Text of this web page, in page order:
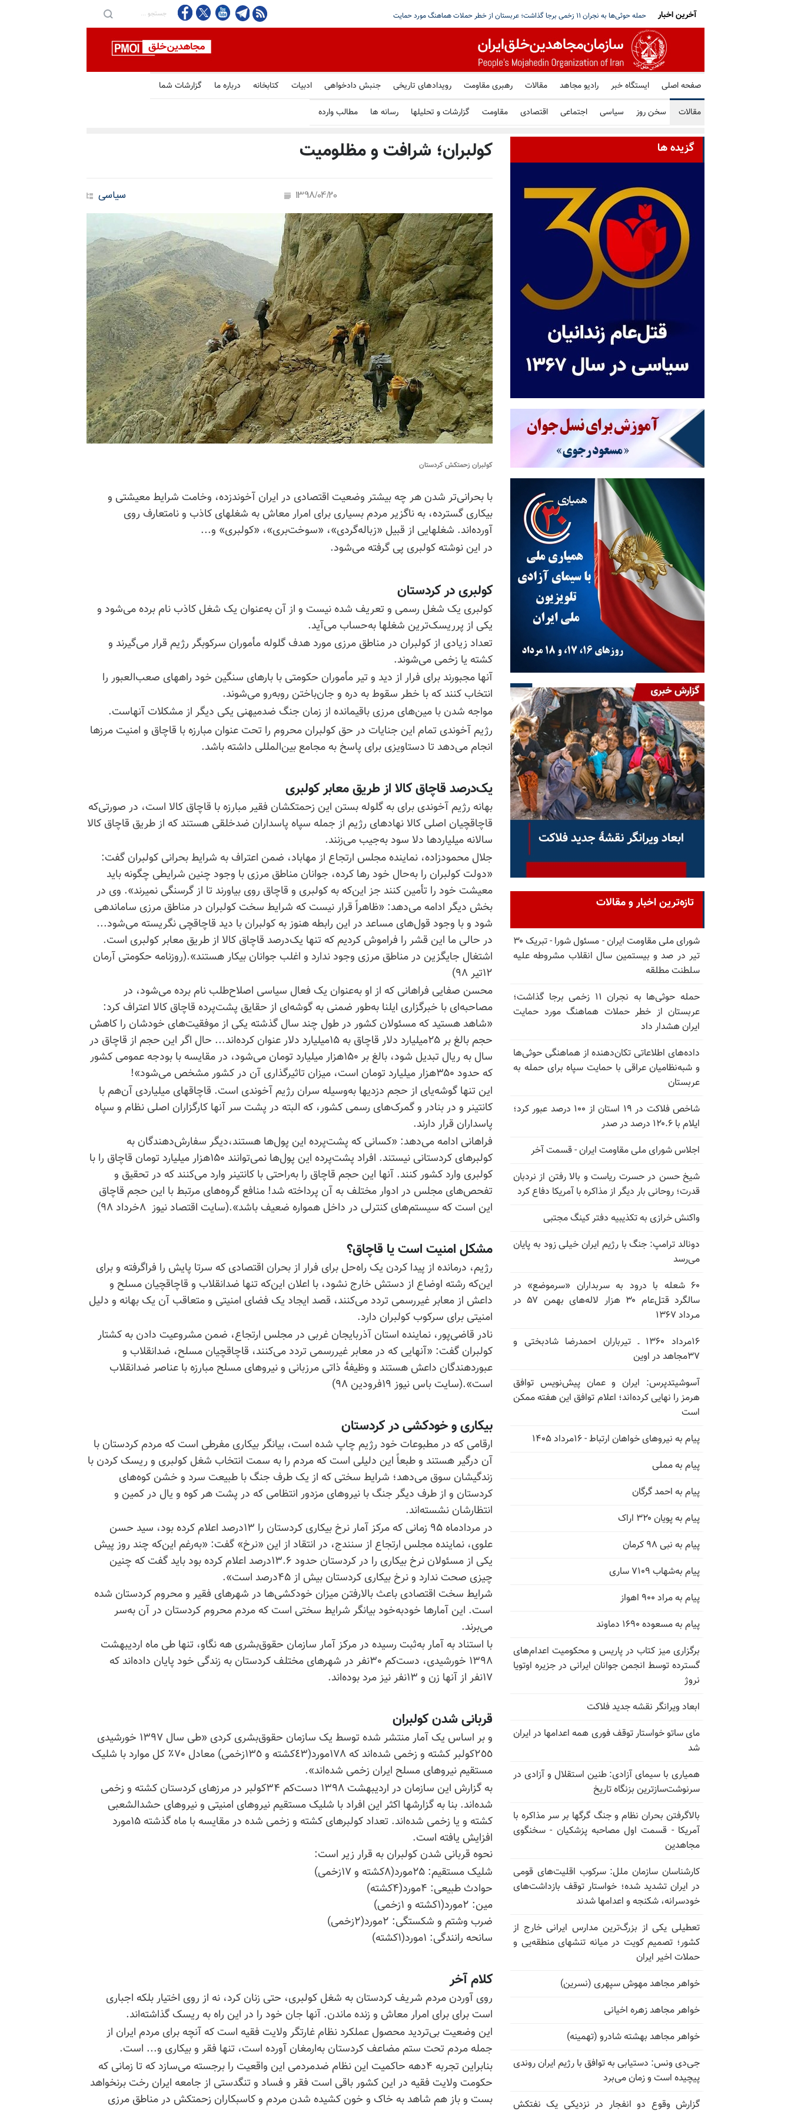
داده‌های اطلاعاتی تکان‌دهنده از هماهنگی حوثی‌ها و شبه‌نظامیان عراقی با حمایت سپاه برای حمله به آخرین اخبار
صفحه اصلی ایستگاه خبر رادیو مجاهد مقالات رهبری مقاومت رویدادهای تاریخی جنبش دادخواهی ادبیات کتابخانه درباره ما گزارشات شما
مقالات سخن روز سیاسی اجتماعی اقتصادی مقاومت گزارشات و تحلیلها رسانه ها مطالب وارده
کولبران؛ شرافت و مظلومیت
سیاسی 1398/04/20
کولبران زحمتکش کردستان
با بحرانی‌تر شدن هر چه بیشتر وضعیت اقتصادی در ایران آخوند‌زده، وخامت شرایط معیشتی و
بیکاری گسترده، به ناگزیر مردم بسیاری برای امرار معاش به شغلهای کاذب و نامتعارف روی
آورده‌اند. شغلهایی از قبیل «زباله‌گردی»، «سوخت‌بری»، «کولبری» و...
در این نوشته کولبری پی گرفته می‌شود.
کولبری در کردستان
کولبری یک شغل رسمی و تعریف شده نیست و از آن به‌عنوان یک شغل کاذب نام برده می‌شود و
یکی از پر‌ریسک‌ترین شغلها به‌حساب می‌آید.
تعداد زیادی از کولبران در مناطق مرزی مورد هدف گلوله مأموران سرکوبگر رژیم قرار می‌گیرند و
کشته یا زخمی می‌شوند.
آنها مجبورند برای فرار از دید و تیر مأموران حکومتی با بارهای سنگین خود راههای صعب‌العبور را
انتخاب کنند که با خطر سقوط به دره و جان‌باختن روبه‌رو می‌شوند.
مواجه شدن با مین‌های مرزی باقیمانده از زمان جنگ ضدمیهنی یکی دیگر از مشکلات آنهاست.
رژیم آخوندی تمام این جنایات در حق کولبران محروم را تحت عنوان مبارزه با قاچاق و امنیت مرزها
انجام می‌دهد تا دستاویزی برای پاسخ به مجامع بین‌المللی داشته باشد.
یک‌درصد قاچاق کالا از طریق معابر کولبری
بهانه رژیم آخوندی برای به گلوله بستن این زحمتکشان فقیر مبارزه با قاچاق کالا است، در صورتی‌که
قاچاقچیان اصلی کالا نهادهای رژیم از جمله سپاه پاسداران ضدخلقی هستند که از طریق قاچاق کالا
سالانه میلیاردها دلا سود به‌جیب می‌زنند.
جلال محمودزاده، نماینده مجلس ارتجاع از مهاباد، ضمن اعتراف به شرایط بحرانی کولبران گفت:
«دولت کولبران را به‌حال خود رها کرده، جوانان مناطق مرزی با وجود چنین شرایطی چگونه باید
معیشت خود را تأمین کنند جز این‌که به کولبری و قاچاق روی بیاورند تا از گرسنگی نمیرند». وی در
بخش دیگر ادامه می‌دهد: «ظاهراً قرار نیست که شرایط سخت کولبران در مناطق مرزی ساماندهی
شود و با وجود قول‌های مساعد در این رابطه هنوز به کولبران با دید قاچاقچی نگریسته می‌شود...
در حالی ما این قشر را فراموش کردیم که تنها یک‌درصد قاچاق کالا از طریق معابر کولبری است.
اشتغال جایگزین در مناطق مرزی وجود ندارد و اغلب جوانان بیکار هستند».(روزنامه حکومتی آرمان
۱۲تیر ۹۸)
محسن صفایی فراهانی که از او به‌عنوان یک فعال سیاسی اصلاح‌طلب نام برده می‌شود، در
مصاحبه‌ای با خبرگزاری ایلنا به‌طور ضمنی به گوشه‌ای از حقایق پشت‌پرده قاچاق کالا اعتراف کرد:
«شاهد هستید که مسئولان کشور در طول چند سال گذشته یکی از موفقیت‌های خودشان را کاهش
حجم بالغ بر ۲۵میلیارد دلار قاچاق به ۱۵میلیارد دلار عنوان کرده‌اند... حال اگر این حجم از قاچاق در
سال به ریال تبدیل شود، بالغ بر ۱۵۰هزار میلیارد تومان می‌شود، در مقایسه با بودجه عمومی کشور
که حدود ۳۵۰هزار میلیارد تومان است، میزان تاثیرگذاری آن در کشور مشخص می‌شود»!
این تنها گوشه‌یای از حجم دزدیها به‌وسیله سران رژیم آخوندی است. قاچاقها‌ی میلیاردی آن‌هم با
کانتینر و در بنادر و گمرک‌های رسمی کشور، که البته در پشت سر آنها کارگزاران اصلی نظام و سپاه
پاسداران قرار دارند.
فراهانی ادامه می‌دهد: «کسانی که پشت‌پرده این پول‌ها هستند،دیگر سفارش‌دهندگان به
کولبرهای کردستانی نیستند. افراد پشت‌پرده این پول‌ها نمی‌توانند ۱۵۰هزار میلیارد تومان قاچاق را با
کولبری وارد کشور کنند. آنها این حجم قاچاق را به‌راحتی با کانتینر وارد می‌کنند که در تحقیق و
تفحص‌های مجلس در ادوار مختلف به آن پرداخته شد! منافع گروه‌های مرتبط با این حجم قاچاق
این است که سیستم‌های کنترلی در داخل همواره ضعیف باشد».(سایت اقتصاد نیوز ۸خرداد ۹۸)
مشکل امنیت است یا قاچاق؟
رژیم، درمانده از پیدا کردن یک راه‌حل برای فرار از بحران اقتصادی که سرتا پایش را فراگرفته و برای
این‌که رشته اوضاع از دستش خارج نشود، با اعلان این‌که تنها ضد‌انقلاب و قاچاقچیان مسلح و
داعش از معابر غیررسمی تردد می‌کنند، قصد ایجاد یک فضای امنیتی و متعاقب آن یک بهانه و دلیل
امنیتی برای سرکوب کولبران دارد.
نادر قاضی‌پور، نماینده استان آذربایجان غربی در مجلس ارتجاع، ضمن مشروعیت دادن به کشتار
کولبران گفت: «آنهایی که در معابر غیررسمی تردد می‌کنند، قاچاقچیان مسلح، ضدانقلاب و
عبوردهندگان داعش هستند و وظیفه‌ٔ ذاتی مرزبانی و نیروهای مسلح مبارزه با عناصر ضدانقلاب
است».(سایت باس نیوز ۱۹فرودین ۹۸)
بیکاری و خودکشی در کردستان
ارقامی که در مطبوعات خود رژیم چاپ شده است، بیانگر بیکاری مفرطی است که مردم کردستان با
آن درگیر هستند و طبعاً این دلیلی است که مردم را به سمت انتخاب شغل کولبری و ریسک کردن با
زندگیشان سوق می‌دهد؛ شرایط سختی که از یک طرف جنگ با طبیعت سرد و خشن کوه‌های
کردستان و از طرف دیگر جنگ با نیروهای مزدور انتظامی که در پشت هر کوه و یال در کمین و
انتظارشان نشسته‌اند.
در مردادماه ۹۵ زمانی که مرکز آمار نرخ بیکاری کردستان را ۱۳درصد اعلام کرده بود، سید حسن
علوی، نماینده مجلس ارتجاع از سنندج، در انتقاد از این «نرخ» گفت: «به‌رغم این‌که چند روز پیش
یکی از مسئولان نرخ بیکاری را در کردستان حدود ۱۳.۶درصد اعلام کرده بود باید گفت که چنین
چیزی صحت ندارد و نرخ بیکاری کردستان بیش از ۴۵درصد است».
شرایط سخت اقتصادی باعث بالارفتن میزان خودکشی‌ها در شهرهای فقیر و محروم کردستان شده
است. این آمارها خود‌به‌خود بیانگر شرایط سختی است که مردم محروم کردستان در آن به‌سر
می‌برند.
با استناد به آمار به‌ثبت رسیده در مرکز آمار سازمان حقوق‌بشری هه نگاو، تنها طی ماه اردیبهشت
١٣٩٨ خورشیدی، دست‌کم ٣٠نفر در شهرهای مختلف کردستان به زندگی خود پایان داده‌اند که
١٧نفر از آنها زن و ١٣نفر نیز مرد بوده‌اند.
قربانی شدن کولبران
و بر اساس یک آمار منتشر شده توسط یک سازمان حقوق‌بشری کردی «طی سال ١٣٩٧ خورشیدی
٢٥٥کولبر کشته و زخمی شده‌اند که ١٧٨مورد(٤٣کشته و ١٣٥زخمی) معادل ٧٠٪ کل موارد با شلیک
مستقیم نیروهای مسلح ایران زخمی شده‌اند».
به گزارش این سازمان در اردیبهشت ۱۳۹۸ دست‌کم ۳۴کولبر در مرزهای کردستان کشته و زخمی
شده‌اند. بنا‌ به گزارشها اکثر این افراد با شلیک مستقیم نیروهای امنیتی و نیروهای حشدالشعبی
کشته و یا زخمی شده‌اند. تعداد کولبرهای کشته و زخمی شده در مقایسه با ماه گذشته ۱۵مورد
افزایش یافته است.
نحوه قربانی شدن کولبران به قرار زیر است:
شلیک مستقیم: ۲۵مورد(۸کشته و ۱۷زخمی)
حوادث طبیعی: ۴مورد(۴کشته)
مین: ۲مورد(۱کشته و ۱زخمی)
ضرب ‌وشتم و شکستگی: ۲مورد(۲زخمی)
سانحه رانندگی: ۱مورد(۱کشته)
کلام آخر
روی آوردن مردم شریف کردستان به شغل کولبری، حتی زنان کرد، نه از روی اختیار بلکه اجباری
است برای برای امرار معاش و زنده ماندن. آنها جان خود را در این راه به ریسک گذاشته‌اند.
این وضعیت بی‌تردید محصول عملکرد نظام غارتگر ولایت‌ فقیه است که آنچه برای مردم ایران از
جمله مردم تحت ستم مضاعف کردستان به‌ارمغان آورده است، تنها فقر و بیکاری و... است.
بنابراین تجربه ۴دهه حاکمیت این نظام ضدمردمی این واقعیت را برجسته می‌سازد که تا زمانی که
حکومت ولایت‌ فقیه در این کشور باقی است فقر و فساد و تنگدستی از جامعه ایران رخت برنخواهد
بست و باز هم شاهد به خاک و خون کشیده شدن مردم و کاسبکاران زحمتکش در مناطق مرزی
گزیده ها
تازه‌ترین اخبار و مقالات
شورای ملی مقاومت ایران - مسئول شورا - تبریک ۳۰
تیر در صد و بیستمین سال انقلاب مشروطه علیه
سلطنت مطلقه
حمله حوثی‌ها به نجران ۱۱ زخمی برجا گذاشت؛
عربستان از خطر حملات هماهنگ مورد حمایت
ایران هشدار داد
داده‌های اطلاعاتی تکان‌دهنده از هماهنگی حوثی‌ها
و شبه‌نظامیان عراقی با حمایت سپاه برای حمله به
عربستان
شاخص فلاکت در ۱۹ استان از ۱۰۰ درصد عبور کرد؛
ایلام با ۱۲۰.۶ درصد در صدر
اجلاس شورای ملی مقاومت ایران - قسمت آخر
شیخ حسن در حسرت ریاست و بالا رفتن از نردبان
قدرت؛ روحانی بار دیگر از مذاکره با آمریکا دفاع کرد
واکنش خرازی به تکذیبیه دفتر کینگ مجتبی
دونالد ترامپ: جنگ با رژیم ایران خیلی زود به پایان
می‌رسد
۶۰ شعله با درود به سربداران «سرموضع» در
سالگرد قتل‌عام ۳۰ هزار لاله‌های بهمن ۵۷ در
مـرداد ۱۳۶۷
۱۶مرداد ۱۳۶۰ ـ تیرباران احمدرضا شادبختی و
۳۷مجاهد در اوین
آسوشیتدپرس: ایران و عمان پیش‌نویس توافق
هرمز را نهایی کرده‌اند؛ اعلام توافق این هفته ممکن
است
پیام به نیروهای خواهان ارتباط - ۱۶مرداد ۱۴۰۵
پیام به مملی
پیام به احمد گرگان
پیام به پویان ۳۲۰ اراک
پیام به نبی ۹۸ کرمان
پیام به‌شهاب ۷۱۰۹ ساری
پیام به مراد ۹۰۰ اهواز
پیام به مسعوده ۱۶۹۰ دماوند
برگزاری میز کتاب در پاریس و محکومیت اعدام‌های
گسترده توسط انجمن جوانان ایرانی در جزیره اوتویا
نروژ
ابعاد ویرانگر نقشه جدید فلاکت
مای ساتو خواستار توقف فوری همه اعدامها در ایران
شد
همیاری با سیمای آزادی: طنین استقلال و آزادی در
سرنوشت‌سازترین بزنگاه تاریخ
بالا‌گرفتن بحران نظام و جنگ گرگها بر سر مذاکره با
آمریکا - قسمت اول مصاحبه پزشکیان - سخنگوی
مجاهدین
کارشناسان سازمان ملل: سرکوب اقلیت‌های قومی
در ایران تشدید شده؛ خواستار توقف بازداشت‌های
خودسرانه، شکنجه و اعدامها شدند
تعطیلی یکی از بزرگ‌ترین مدارس ایرانی خارج از
کشور؛ تصمیم کویت در میانه تنشهای منطقه‌یی و
حملات اخیر ایران
خواهر مجاهد مهوش سپهری (نسرین)
خواهر مجاهد زهره اخیانی
خواهر مجاهد بهشته شادرو (تهمینه)
جی‌دی ونس: دستیابی به توافق با رژیم ایران روندی
پیچیده است و زمان می‌برد
گزارش وقوع دو انفجار در نزدیکی یک نفتکش